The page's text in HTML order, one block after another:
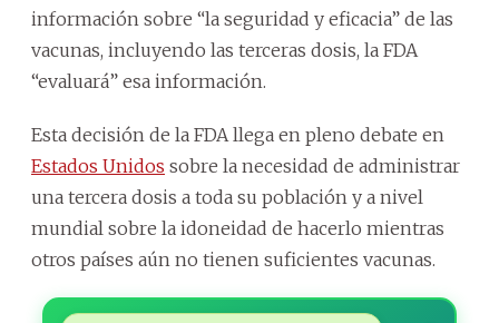
información sobre “la seguridad y eficacia” de las
vacunas, incluyendo las terceras dosis, la FDA
“evaluará” esa información.
Esta decisión de la FDA llega en pleno debate en
Estados Unidos sobre la necesidad de administrar
una tercera dosis a toda su población y a nivel
mundial sobre la idoneidad de hacerlo mientras
otros países aún no tienen suficientes vacunas.